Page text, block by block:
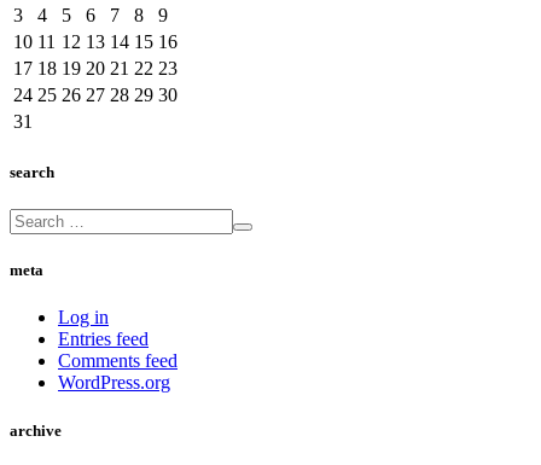
3
4 5 6 7 8
9
10 11 12 13 14 15 16
17 18 19 20 21 22 23
24 25 26 27 28 29 30
31
search
meta
Log in
Entries feed
Comments feed
WordPress.org
archive